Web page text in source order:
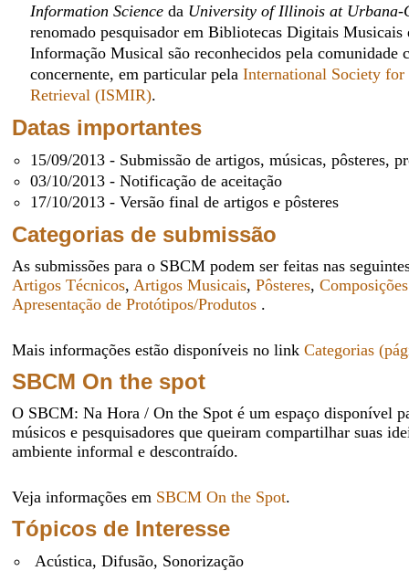
Information Science da University of Illinois at Urbana-
renomado pesquisador em Bibliotecas Digitais Musicais
Informação Musical são reconhecidos pela comunidade
concernente, em particular pela International Society
Retrieval (ISMIR).
Datas importantes
15/09/2013 - Submissão de artigos, músicas, pôsteres,
03/10/2013 - Notificação de aceitação
17/10/2013 - Versão final de artigos e pôsteres
Categorias de submissão
As submissões para o SBCM podem ser feitas nas
Artigos Técnicos, Artigos Musicais, Pôsteres,
Apresentação de Protótipos/Produtos .
Mais informações estão disponíveis no link Categorias
SBCM On the spot
O SBCM: Na Hora / On the Spot é um espaço disponível
músicos e pesquisadores que queiram compartilhar suas
ambiente informal e descontraído.
Veja informações em SBCM On the Spot.
Tópicos de Interesse
Acústica, Difusão, Sonorização